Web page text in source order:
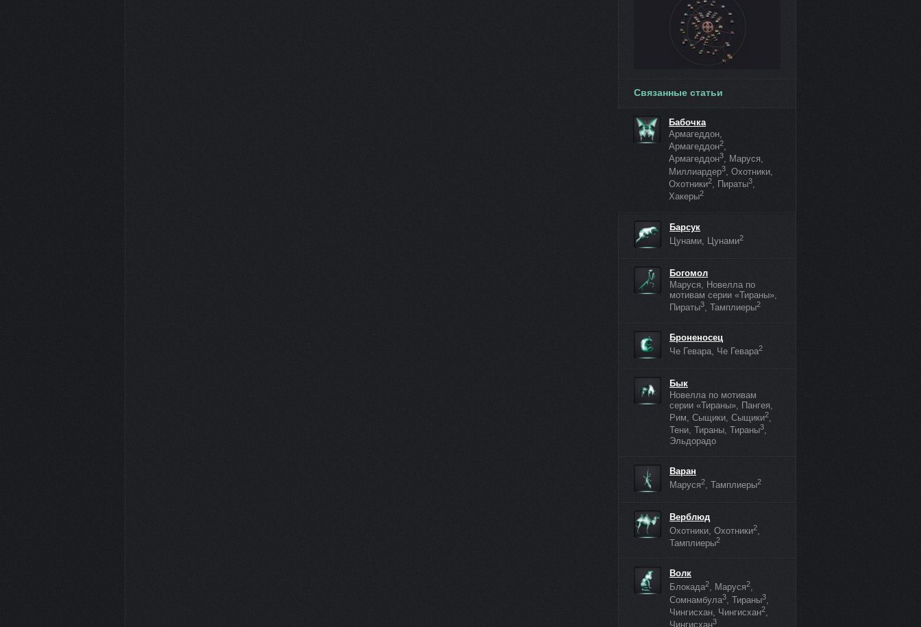
Связанные статьи
Бабочка
Армагеддон,
Армагеддон2,
Армагеддон3, Маруся,
Миллиардер3
, Охотники,
Охотники2, Пираты3,
Хакеры2
Барсук
Цунами, Цунами2
Богомол
Маруся, Новелла по
мотивам серии «Тираны»,
Пираты3 , Тамплиеры2
Броненосец
Че Гевара, Че Гевара2
Бык
Новелла по мотивам
серии «Тираны», Пангея,
Рим, Сыщики, Сыщики2,
Тени, Тираны, Тираны3,
Эльдорадо
Варан
Маруся2 , Тамплиеры2
Верблюд
Охотники, Охотники2
Тамплиеры2
Волк
Блокада2, Маруся2,
Сомнамбула3 , Тираны3
Чингисхан, Чингисхан2,
3